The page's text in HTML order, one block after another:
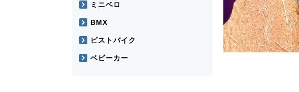
ミニベロ
BMX
ピストバイク
ベビーカー